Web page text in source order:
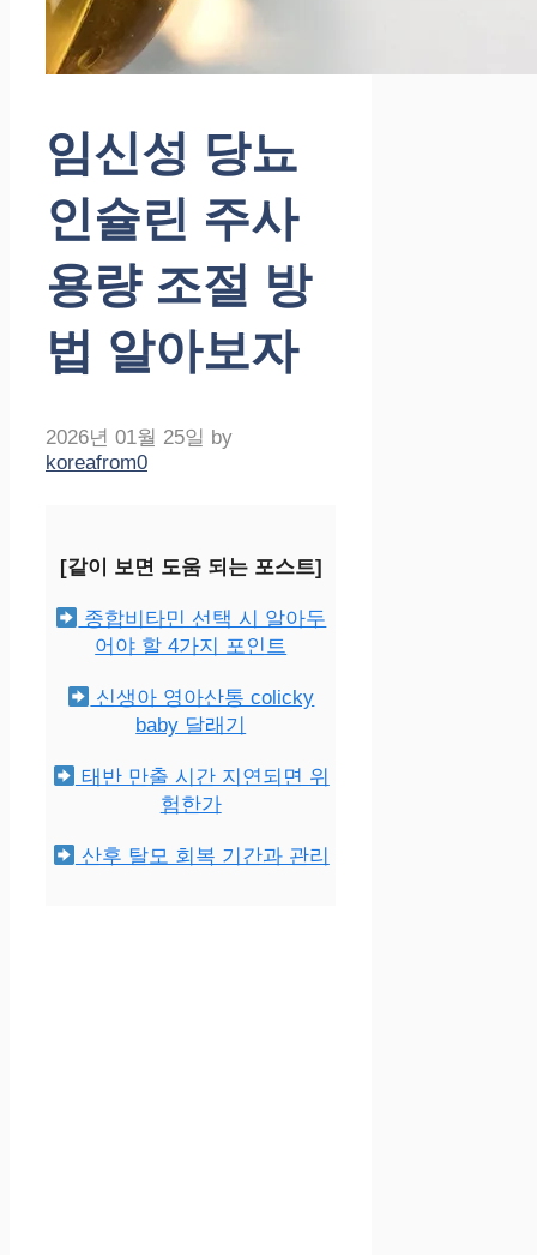
임신성 당뇨
인슐린 주사
용량 조절 방
법 알아보자
2026년 01월 25일 by
koreafrom0
[같이 보면 도움 되는 포스트]
종합비타민 선택 시 알아두
어야 할 4가지 포인트
신생아 영아산통 colicky
baby 달래기
태반 만출 시간 지연되면 위
험한가
산후 탈모 회복 기간과 관리